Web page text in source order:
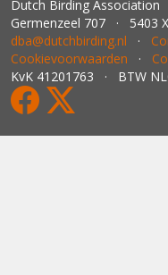
Dutch Birding Association
Germenzeel 707 · 5403
dba@dutchbirding.nl ·
Cookievoorwaarden ·
KvK 41201763 · BTW